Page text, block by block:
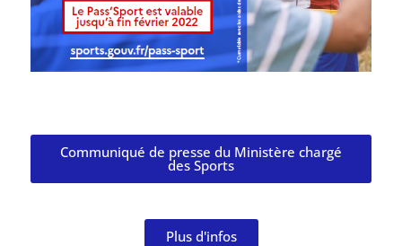
Communiqué de presse du Ministère chargé
des Sports
Plus d'infos